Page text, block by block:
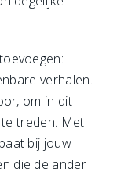
verhalen.
om in dit
treden. Met
bij jouw
die de ander